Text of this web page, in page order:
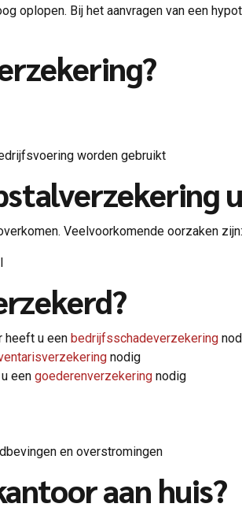
oplopen. Bij het aanvragen van een
worden gebruikt
Veelvoorkomende oorzaken zijn:
heeft u een bedrijfsschadeverzekering
nodig
een goederenverzekering nodig
en overstromingen
aan huis?